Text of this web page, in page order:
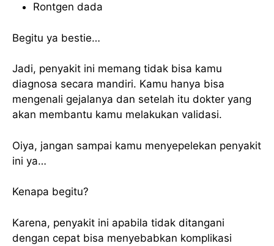
Rontgen dada
Begitu ya bestie…
Jadi, penyakit ini memang tidak bisa kamu
diagnosa secara mandiri. Kamu hanya bisa
mengenali gejalanya dan setelah itu dokter yang
akan membantu kamu melakukan validasi.
Oiya, jangan sampai kamu menyepelekan penyakit
ini ya…
Kenapa begitu?
Karena, penyakit ini apabila tidak ditangani
dengan cepat bisa menyebabkan komplikasi